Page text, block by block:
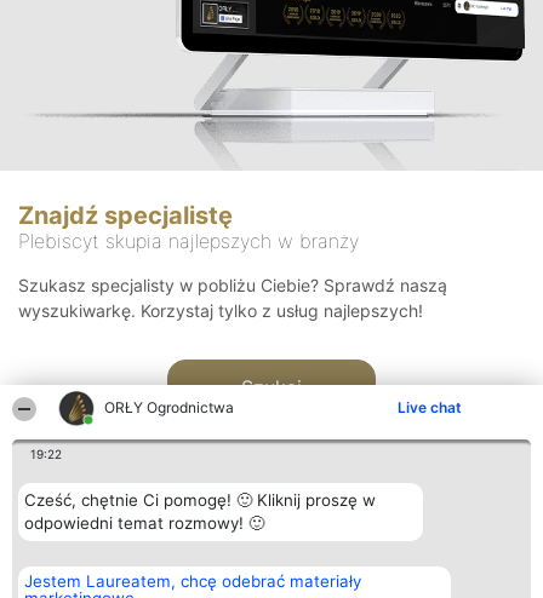
ORŁY Ogrodnictwa Live chat
19:22
Cześć, chętnie Ci pomogę! 🙂 Kliknij proszę w
odpowiedni temat rozmowy! 🙂
Jestem Laureatem, chcę odebrać materiały
Znajdź specjalistę
Plebiscyt skupia najlepszych w branży
Szukasz specjalisty w pobliżu Ciebie? Sprawdź naszą
wyszukiwarkę. Korzystaj tylko z usług najlepszych!
Szukaj
Organizator plebiscytu
Bright Side Solutions sp. z o.
Plebiscyt
Laureaci
Kontakt
Kontakt